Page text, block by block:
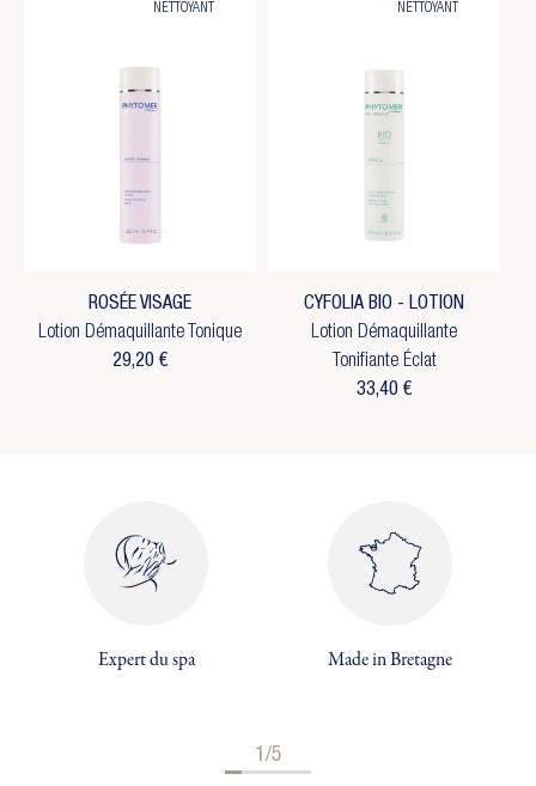
NETTOYANT
ROSÉE VISAGE
Lotion Démaquillante Tonique
29,20 €
NETTOYANT
CYFOLIA BIO - LOTION
Lotion Démaquillante
Tonifiante Éclat
33,40 €
Expert du spa Made in Bretagne
1/5